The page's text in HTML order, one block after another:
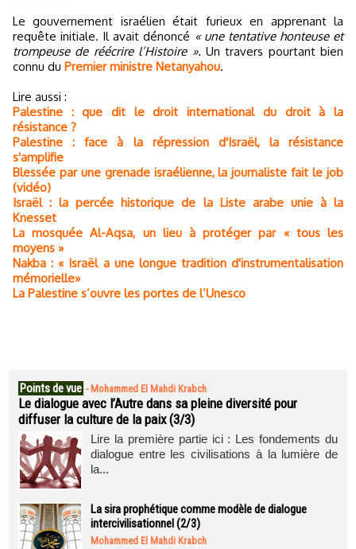
Le gouvernement israélien était furieux en apprenant la
requête initiale. Il avait dénoncé « une tentative honteuse et
trompeuse de réécrire l’Histoire ». Un travers pourtant bien
connu du Premier ministre Netanyahou.
Lire aussi :
Palestine : que dit le droit international du droit à la
résistance ?
Palestine : face à la répression d'Israël, la résistance
s'amplifie
Blessée par une grenade israélienne, la journaliste fait le job
(vidéo)
Israël : la percée historique de la Liste arabe unie à la
Knesset
La mosquée Al-Aqsa, un lieu à protéger par « tous les
moyens »
Nakba : « Israël a une longue tradition d'instrumentalisation
mémorielle»
La Palestine s’ouvre les portes de l’Unesco
Points de vue - Mohammed El Mahdi Krabch
Le dialogue avec l’Autre dans sa pleine diversité pour
diffuser la culture de la paix (3/3)
Lire la première partie ici : Les fondements du
dialogue entre les civilisations à la lumière de
la...
La sira prophétique comme modèle de dialogue
intercivilisationnel (2/3)
Mohammed El Mahdi Krabch